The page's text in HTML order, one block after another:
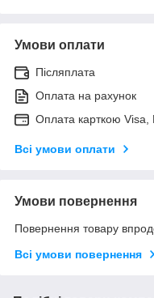
Умови оплати
Післяплата
Оплата на рахунок
Оплата карткою
Всі умови оплати
Умови повернення
Повернення товару
Всі умови повернення